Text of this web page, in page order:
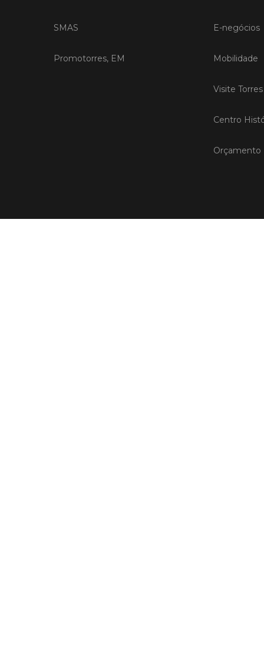
SMAS
Promotorres, EM
E-negócios
Mobilidade
Visite
Centro
Orçamento